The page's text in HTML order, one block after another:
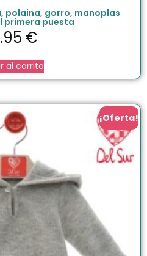
polaina, gorro, manoplas
primera puesta
€
al carrito
¡Oferta!